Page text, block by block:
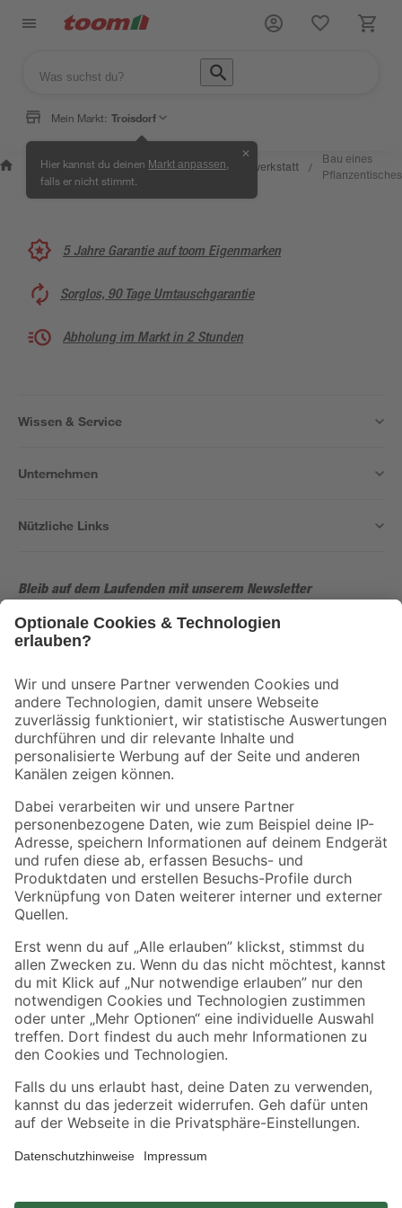
Mein Markt: Troisdorf
Hier kannst du deinen Markt anpassen
falls er nicht stimmt.
✕
Wissen &
Service
/
Selbermachen
& Ratgeber
/ Kreativwerkstatt /
Bau eines
Pflanzentisches
5 Jahre Garantie auf toom Eigenmarken
Sorglos, 90 Tage Umtauschgarantie
Abholung im Markt in 2 Stunden
Wissen & Service
Unternehmen
Nützliche Links
Bleib auf dem Laufenden mit unserem Newsletter
Der toom Newsletter: Keine Angebote und Aktionen mehr verpassen!
Folge uns
Zahlungsarten Versandarten
Sicher einkaufen
Jetzt die toom-App herunterladen
Alle Preisangaben in EUR inkl. gesetzl. MwSt.. Die dargestellten Angebote sind unter
Umständen nicht in allen Märkten verfügbar. Die angegebenen Verfügbarkeiten beziehen
sich auf den unter "Mein Markt" ausgewählten toom Baumarkt. Alle Angebote und
*Paketversand ab 59 € versandkostenfrei, gilt nicht für Artikel mit Speditionsversand, hier
fallen zusätzliche Versandkosten an.